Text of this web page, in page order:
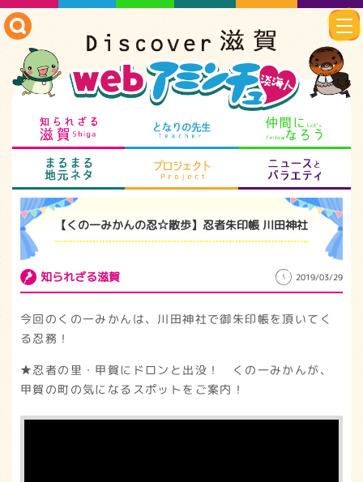
知られざる滋賀 となりの先生
まるまる地元ネタ プロジェクト
【くの一みかんの忍☆散歩】忍者朱印帳 川田神社
知られざる滋賀 2019/03/29
今回のくの一みかんは、川田神社で御朱印帳を頂いてく
る忍務！
★忍者の里・甲賀にドロンと出没！ くの一みかんが、
甲賀の町の気になるスポットをご案内！